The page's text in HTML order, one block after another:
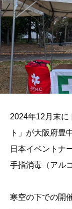
2024年12月末に
ト」が大阪府豊
日本イベントナ
手指消毒（アル
寒空の下での開